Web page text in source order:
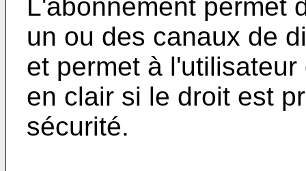
L'abonnement permet
un ou des canaux de
et permet à
en clair si le droit est
sécurité.